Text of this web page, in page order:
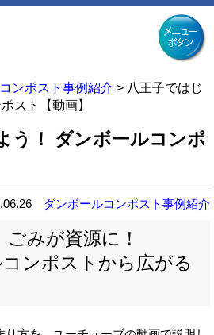
ンポスト事例紹介 > 八王子ではじ
スト【動画】
う！ ダンボールコンポ
ダンボールコンポスト事例紹介
ごみが資源に！
ンポストから広がる